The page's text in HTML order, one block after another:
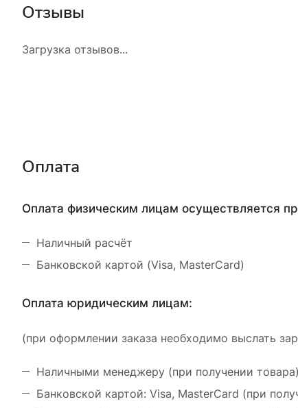
Отзывы
Загрузка отзывов...
Оплата
Оплата физическим лицам осуществляется
Наличный расчёт
Банковской картой (Visa, MasterCard)
Оплата юридическим лицам:
(при оформлении заказа необходимо выслать
Наличными менеджеру (при получении товара)
Банковской картой: Visa, MasterCard (при